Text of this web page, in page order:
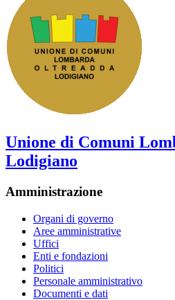
Unione di Comuni
Lodigiano
Amministrazione
Organi di governo
Aree amministrative
Uffici
Enti e fondazioni
Politici
Personale amministrativo
Documenti e dati